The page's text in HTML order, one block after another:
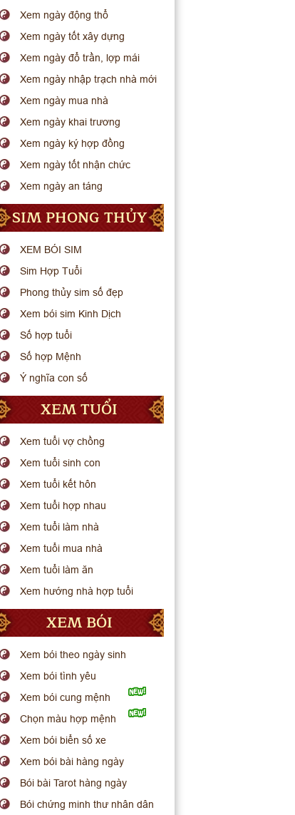
Xem ngày động thổ
Xem ngày tốt xây dựng
Xem ngày đổ trần, lợp mái
Xem ngày nhập trạch nhà mới
Xem ngày mua nhà
Xem ngày khai trương
Xem ngày ký hợp đồng
Xem ngày tốt nhận chức
Xem ngày an táng
SIM PHONG THỦY
XEM BÓI SIM
Sim Hợp Tuổi
Phong thủy sim số đẹp
Xem bói sim Kinh Dịch
Số hợp tuổi
Số hợp Mệnh
Ý nghĩa con số
XEM TUỔI
Xem tuổi vợ chồng
Xem tuổi sinh con
Xem tuổi kết hôn
Xem tuổi hợp nhau
Xem tuổi làm nhà
Xem tuổi mua nhà
Xem tuổi làm ăn
Xem hướng nhà hợp tuổi
XEM BÓI
Xem bói theo ngày sinh
Xem bói tình yêu
Xem bói cung mệnh
Chọn màu hợp mệnh
Xem bói biển số xe
Xem bói bài hàng ngày
Bói bài Tarot hàng ngày
Bói chứng minh thư nhân dân